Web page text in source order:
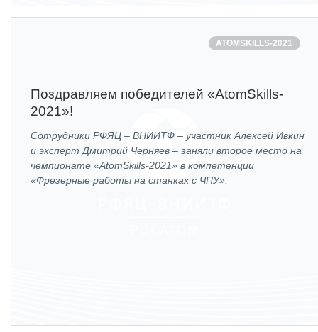
ATOMSKILLS-2021
Поздравляем победителей «AtomSkills-
2021»!
Сотрудники РФЯЦ – ВНИИТФ – участник Алексей Ивкин
и эксперт Дмитрий Черняев – заняли второе место на
чемпионате «AtomSkills-2021» в компетенции
«Фрезерные работы на станках с ЧПУ».